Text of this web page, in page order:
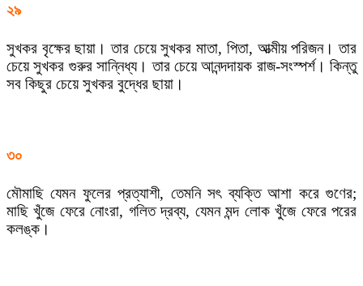
২৯
সুখকর বৃক্ষের ছায়া। তার চেয়ে সুখকর মাতা, পিতা, আত্মীয় পরিজন। তার
চেয়ে সুখকর গুরুর সান্নিধ্য। তার চেয়ে আনন্দদায়ক রাজ-সংস্পর্শ। কিন্তু
সব কিছুর চেয়ে সুখকর বুদ্ধের ছায়া।
৩০
মৌমাছি যেমন ফুলের প্রত্যাশী, তেমনি সৎ ব্যক্তি আশা করে গুণের;
মাছি খুঁজে ফেরে নোংরা, গলিত দ্রব্য, যেমন মন্দ লোক খুঁজে ফেরে পরের
কলঙ্ক।